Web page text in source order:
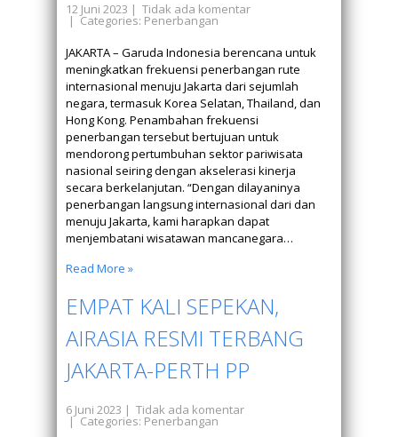
12 Juni 2023 | Tidak ada komentar
| Categories: Penerbangan
JAKARTA – Garuda Indonesia berencana untuk
meningkatkan frekuensi penerbangan rute
internasional menuju Jakarta dari sejumlah
negara, termasuk Korea Selatan, Thailand, dan
Hong Kong. Penambahan frekuensi
penerbangan tersebut bertujuan untuk
mendorong pertumbuhan sektor pariwisata
nasional seiring dengan akselerasi kinerja
secara berkelanjutan. “Dengan dilayaninya
penerbangan langsung internasional dari dan
menuju Jakarta, kami harapkan dapat
menjembatani wisatawan mancanegara…
Read More »
EMPAT KALI SEPEKAN,
AIRASIA RESMI TERBANG
JAKARTA-PERTH PP
6 Juni 2023 | Tidak ada komentar
| Categories: Penerbangan